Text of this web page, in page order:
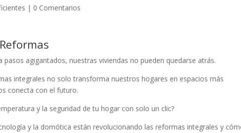
| 0 Comentarios
agigantados, nuestras viviendas no pueden quedarse atrás.
integrales no solo transforma nuestros hogares en espacios más
conecta con el futuro.
y la seguridad de tu hogar con solo un clic?
y la domótica están revolucionando las reformas integrales y